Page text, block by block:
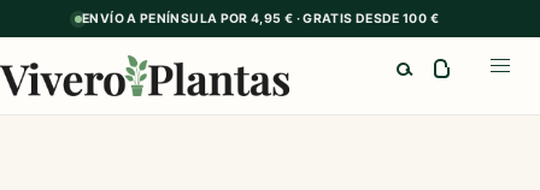
ENVÍO A PENÍNSULA POR 4,95 € · GRATIS DESDE 100 €